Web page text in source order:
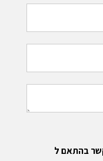
בהתאם ל